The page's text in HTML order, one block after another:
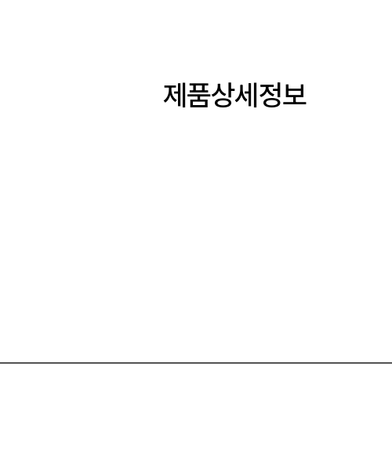
제품상세정보